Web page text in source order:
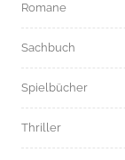
Romane
Sachbuch
Spielbücher
Thriller